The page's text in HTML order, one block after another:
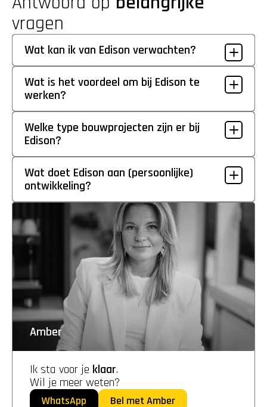
vragen
Wat kan ik van Edison verwachten?
Wat is het voordeel om bij Edison te
werken?
Welke type bouwprojecten zijn er bij
Edison?
Wat doet Edison aan (persoonlijke)
ontwikkeling?
Amber
Ik sta voor je klaar.
Wil je meer weten?
WhatsApp Bel met Amber